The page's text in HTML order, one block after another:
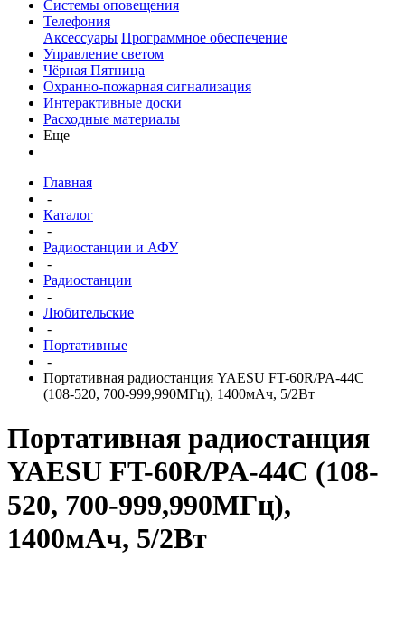
Системы оповещения
Телефония
Аксессуары Программное обеспечение
Управление светом
Чёрная Пятница
Охранно-пожарная сигнализация
Интерактивные доски
Расходные материалы
Еще
Главная
-
Каталог
-
Радиостанции и АФУ
-
Радиостанции
-
Любительские
-
Портативные
-
Портативная радиостанция YAESU FT-60R/PA-44C
(108-520, 700-999,990МГц), 1400мАч, 5/2Вт
Портативная радиостанция
YAESU FT-60R/PA-44C (108-
520, 700-999,990МГц),
1400мАч, 5/2Вт